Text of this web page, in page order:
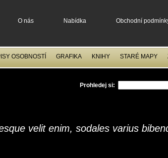
O nás Nabídka Obchodní
OSOBNOSTÍ GRAFIKA KNIHY STARÉ MAPY
velit enim, sodales varius
Prohledej si: